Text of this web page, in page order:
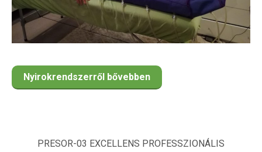
Nyirokrendszerről bővebben
PRESOR-03 EXCELLENS PROFESSZIONÁLIS